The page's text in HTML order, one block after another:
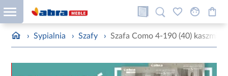
› Sypialnia › Szafy › Szafa Como 4-190 (40) kaszmir/